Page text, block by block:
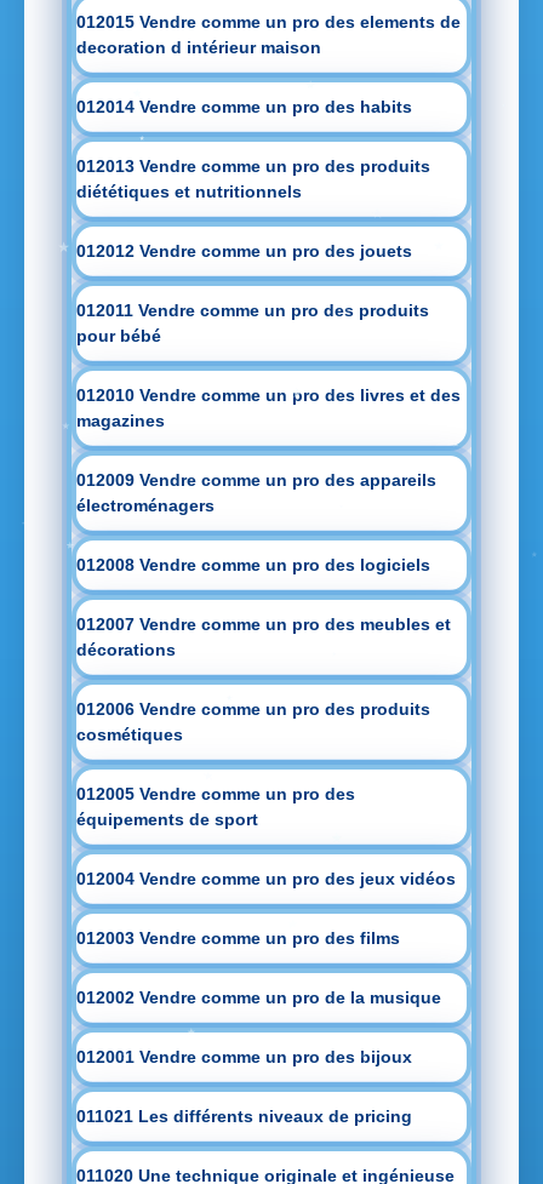
012015 Vendre comme un pro des elements de
decoration d intérieur maison
012014 Vendre comme un pro des habits
012013 Vendre comme un pro des produits
diététiques et nutritionnels
012012 Vendre comme un pro des jouets
012011 Vendre comme un pro des produits
pour bébé
012010 Vendre comme un pro des livres et des
magazines
012009 Vendre comme un pro des appareils
électroménagers
012008 Vendre comme un pro des logiciels
012007 Vendre comme un pro des meubles et
décorations
012006 Vendre comme un pro des produits
cosmétiques
012005 Vendre comme un pro des
équipements de sport
012004 Vendre comme un pro des jeux vidéos
012003 Vendre comme un pro des films
012002 Vendre comme un pro de la musique
012001 Vendre comme un pro des bijoux
011021 Les différents niveaux de pricing
011020 Une technique originale et ingénieuse